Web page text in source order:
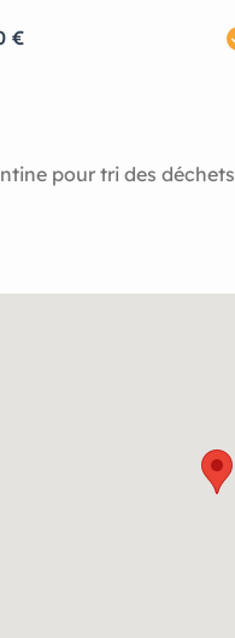
€
pour tri des déchets